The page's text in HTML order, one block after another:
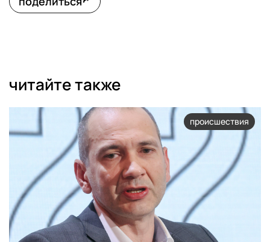
читайте также
происшествия